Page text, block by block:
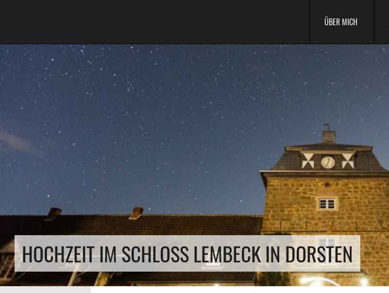
ÜBER MICH
HOCHZEIT IM SCHLOSS LEMBECK IN DORSTEN